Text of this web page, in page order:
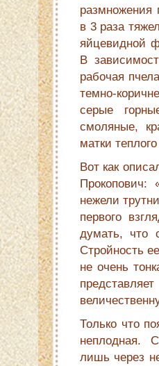
в 3 раза
яйцевидной
В
рабочая
темно-
серые
смоляные,
матки
Вот как
Прокопович:
нежели
первого
думать, что
Стройность
не очень
Только что
неплодная.
лишь через